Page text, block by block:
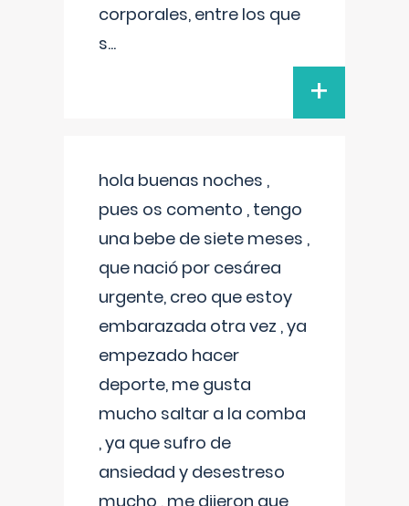
corporales, entre los que
s...
+
hola buenas noches ,
pues os comento , tengo
una bebe de siete meses ,
que nació por cesárea
urgente, creo que estoy
embarazada otra vez , ya
empezado hacer
deporte, me gusta
mucho saltar a la comba
, ya que sufro de
ansiedad y desestreso
mucho , me dijeron que